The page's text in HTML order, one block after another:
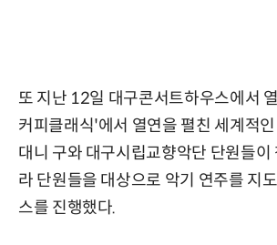
또 지난 12일 대구콘서트하우스에서
커피클래식'에서 열연을 펼친 세계적
대니 구와 대구시립교향악단 단원들이
라 단원들을 대상으로 악기 연주를 지
스를 진행했다.